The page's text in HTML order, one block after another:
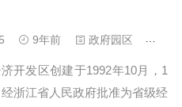
市中心区，西联柳白经济圈，
荡山、中雁荡山映带...
9年前 政府园区
开发区创建于1992年10月，1
浙江省人民政府批准为省级经